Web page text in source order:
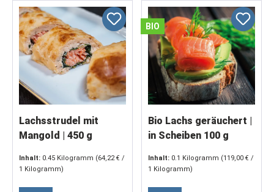
Lachsstrudel mit
Mangold | 450 g
Inhalt: 0.45 Kilogramm (64,22 € /
1 Kilogramm)
BIO
Bio Lachs geräuchert |
in Scheiben 100 g
Inhalt: 0.1 Kilogramm (119,00 € /
1 Kilogramm)